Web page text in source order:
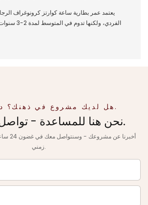
يعتمد عمر بطارية ساعة كوارتز كرونوغراف
الفردي،
هل لديك مشروع في ذهنك؟ دعنا نتحدث.
نحن هنا للمساعدة - تواصل معنا فقط.
زمني.